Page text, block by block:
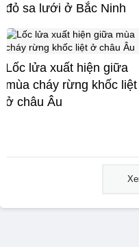
đỏ sa lưới ở Bắc Ninh
Lốc lửa xuất hiện giữa
mùa cháy rừng khốc liệt
ở châu Âu